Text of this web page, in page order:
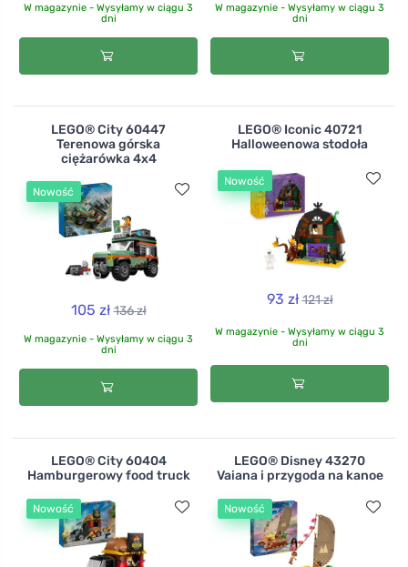
W magazynie - Wysyłamy w ciągu 3
dni
W magazynie - Wysyłamy w ciągu 3
dni
LEGO® City 60447
Terenowa górska
ciężarówka 4x4
Nowość
105 zł 136 zł
W magazynie - Wysyłamy w ciągu 3
dni
LEGO® Iconic 40721
Halloweenowa stodoła
Nowość
93 zł 121 zł
W magazynie - Wysyłamy w ciągu 3
dni
LEGO® City 60404
Hamburgerowy food truck
Nowość
LEGO® Disney 43270
Vaiana i przygoda na kanoe
Nowość